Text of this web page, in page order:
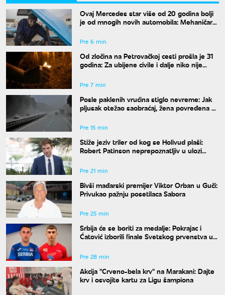
Ovaj Mercedes star više od 20 godina bolji
je od mnogih novih automobila: Mehaničar
Pre 6 min
Od zločina na Petrovačkoj cesti prošla je 31
godina: Za ubijene civile i dalje niko nije
Pre 7 min
Posle paklenih vrućina stiglo nevreme: Jak
pljusak otežao saobraćaj, žena povređena u
Pre 15 min
Stiže jeziv triler od kog se Holivud plaši:
Robert Patinson neprepoznatljiv u ulozi
Pre 21 min
Bivši mađarski premijer Viktor Orban u Guči:
Privukao pažnju posetilaca Sabora
Pre 25 min
Srbija će se boriti za medalje: Pokrajac i
Ćatović izborili finale Svetskog prvenstva u
Pre 28 min
Akcija "Crveno-bela krv" na Marakani: Dajte
krv i osvojite kartu za Ligu šampiona